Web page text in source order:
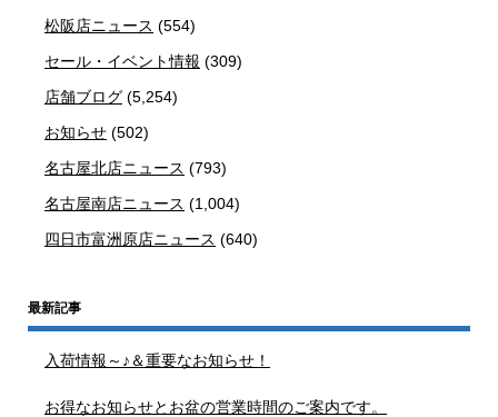
松阪店ニュース (554)
セール・イベント情報 (309)
店舗ブログ (5,254)
お知らせ (502)
名古屋北店ニュース (793)
名古屋南店ニュース (1,004)
四日市富洲原店ニュース (640)
最新記事
入荷情報～♪＆重要なお知らせ！
お得なお知らせとお盆の営業時間のご案内です。